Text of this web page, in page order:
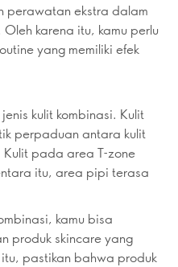
perawatan ekstra dalam
karena itu, kamu perlu
yang memiliki efek
kulit kombinasi. Kulit
perpaduan antara kulit
Kulit pada area T-zone
itu, area pipi terasa
kamu bisa
produk skincare yang
pastikan bahwa produk